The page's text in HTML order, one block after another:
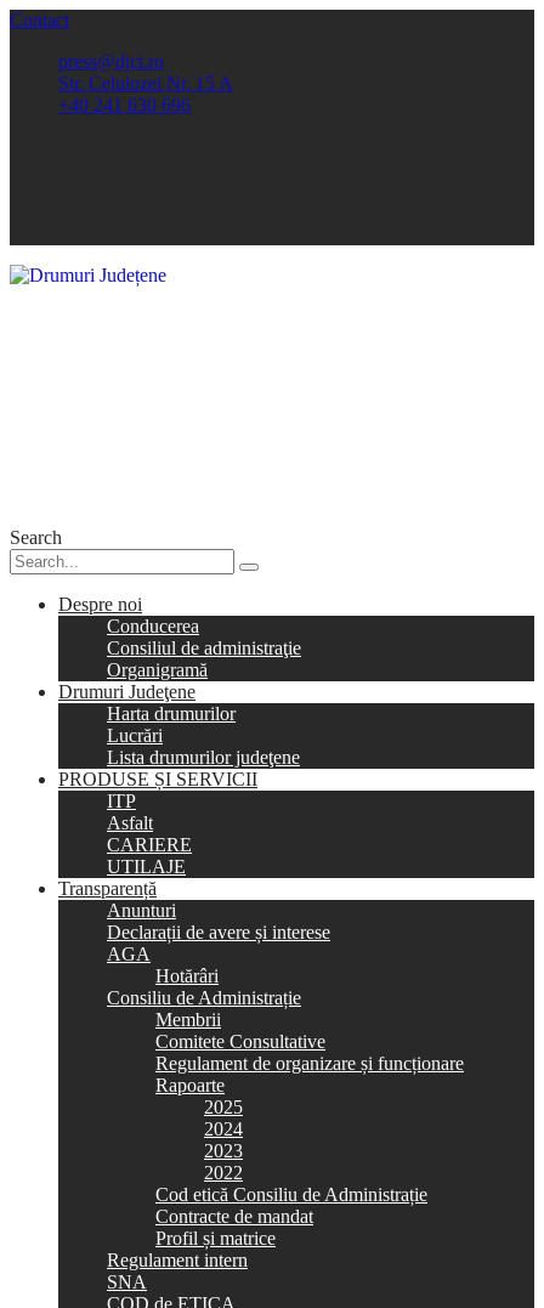
Contact
press@djct.ro
Str. Celulozei Nr. 15 A
+40 241 630 696
Search
Despre noi
Conducerea
Consiliul de administraţie
Organigramă
Drumuri Judeţene
Harta drumurilor
Lucrări
Lista drumurilor judeţene
PRODUSE ȘI SERVICII
ITP
Asfalt
CARIERE
UTILAJE
Transparență
Anunturi
Declarații de avere și interese
AGA
Hotărâri
Consiliu de Administrație
Membrii
Comitete Consultative
Regulament de organizare și funcționare
Rapoarte
2025
2024
2023
2022
Cod etică Consiliu de Administrație
Contracte de mandat
Profil și matrice
Regulament intern
SNA
COD de ETICA